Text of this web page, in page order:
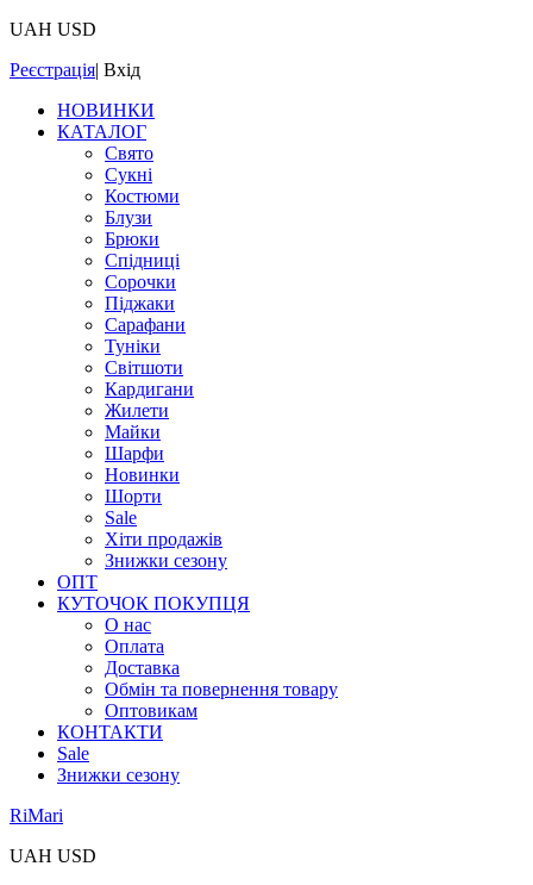
UAH USD
Реєстрація| Вхід
НОВИНКИ
КАТАЛОГ
Свято
Сукні
Костюми
Блузи
Брюки
Спідниці
Сорочки
Піджаки
Сарафани
Туніки
Світшоти
Кардигани
Жилети
Майки
Шарфи
Новинки
Шорти
Sale
Хіти продажів
Знижки сезону
ОПТ
КУТОЧОК ПОКУПЦЯ
О нас
Оплата
Доставка
Обмін та повернення товару
Оптовикам
КОНТАКТИ
Sale
Знижки сезону
RiMari
UAH USD